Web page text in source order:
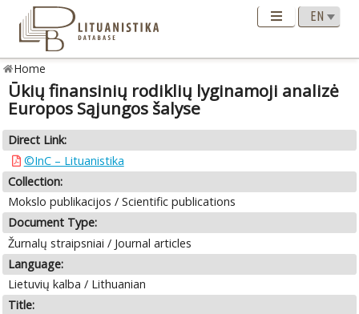
Home
Ūkių finansinių rodiklių lyginamoji analizė
Europos Sąjungos šalyse
Direct Link:
©InC – Lituanistika
Collection:
Mokslo publikacijos / Scientific publications
Document Type:
Žurnalų straipsniai / Journal articles
Language:
Lietuvių kalba / Lithuanian
Title: